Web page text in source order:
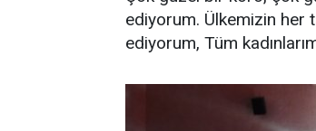
ediyorum. Ülkemizin her
ediyorum, Tüm